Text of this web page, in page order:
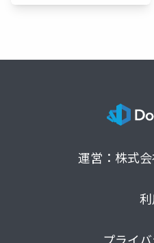
運営：株式
プライ